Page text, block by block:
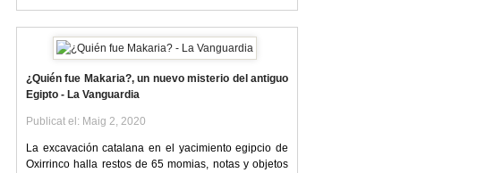
¿Quién fue Makaria?, un nuevo misterio del antiguo
Egipto - La Vanguardia
Publicat el: Maig 2, 2020
La excavación catalana en el yacimiento egipcio de
Oxirrinco halla restos de 65 momias, notas y objetos